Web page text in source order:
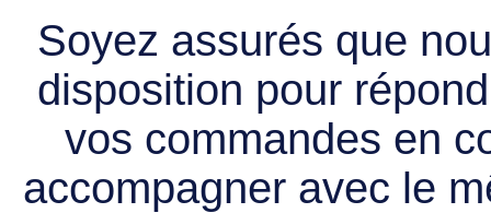
Soyez assurés que
disposition pour
vos commandes en
accompagner avec le